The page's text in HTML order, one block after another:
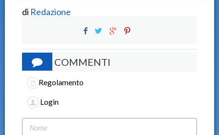
di Redazione
COMMENTI
Regolamento
Login